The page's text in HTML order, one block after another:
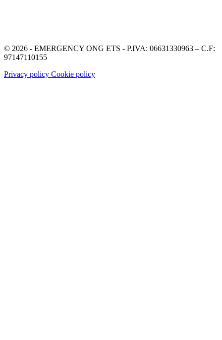
© 2026 - EMERGENCY ONG ETS - P.IVA: 06631330963 – C.F:
97147110155
Privacy policy Cookie policy